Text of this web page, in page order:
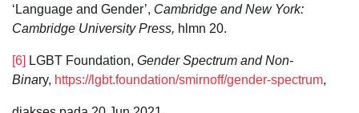
‘Language and Gender’, Cambridge and New York:
Cambridge University Press, hlmn 20.
[6] LGBT Foundation, Gender Spectrum and Non-
Binary, https://lgbt.foundation/smirnoff/gender-spectrum,